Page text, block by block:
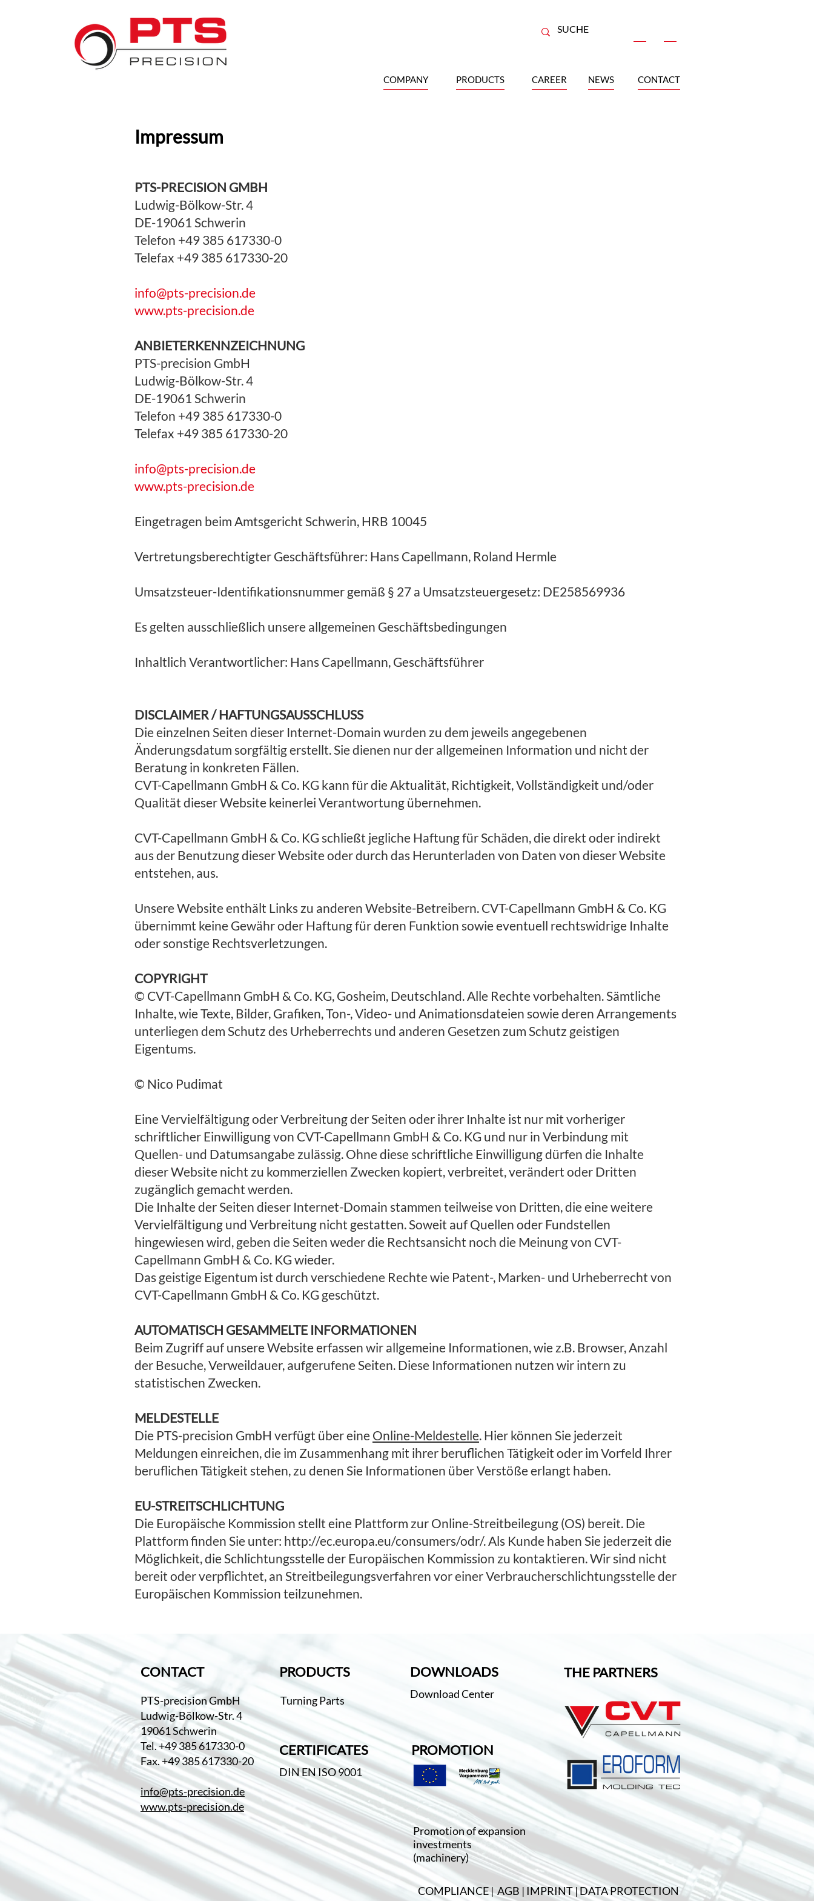
COMPANY PRODUCTS CAREER NEWS CONTACT
Impressum
PTS-PRECISION GMBH
Ludwig-Bölkow-Str. 4
DE-19061 Schwerin
Telefon +49 385 617330-0
Telefax +49 385 617330-20
info@pts-precision.de
www.pts-precision.de
ANBIETERKENNZEICHNUNG
PTS-precision GmbH
Ludwig-Bölkow-Str. 4
DE-19061 Schwerin
Telefon +49 385 617330-0
Telefax +49 385 617330-20
info@pts-precision.de
www.pts-precision.de
Eingetragen beim Amtsgericht Schwerin, HRB 10045
Vertretungsberechtigter Geschäftsführer: Hans Capellmann, Roland Hermle
Umsatzsteuer-Identifikationsnummer gemäß § 27 a Umsatzsteuergesetz: DE258569936
Es gelten ausschließlich unsere allgemeinen Geschäftsbedingungen
Inhaltlich Verantwortlicher: Hans Capellmann, Geschäftsführer
DISCLAIMER / HAFTUNGSAUSSCHLUSS
Die einzelnen Seiten dieser Internet-Domain wurden zu dem jeweils angegebenen
Änderungsdatum sorgfältig erstellt. Sie dienen nur der allgemeinen Information und nicht der
Beratung in konkreten Fällen.
CVT-Capellmann GmbH & Co. KG kann für die Aktualität, Richtigkeit, Vollständigkeit und/oder
Qualität dieser Website keinerlei Verantwortung übernehmen.
CVT-Capellmann GmbH & Co. KG schließt jegliche Haftung für Schäden, die direkt oder indirekt
aus der Benutzung dieser Website oder durch das Herunterladen von Daten von dieser Website
entstehen, aus.
Unsere Website enthält Links zu anderen Website-Betreibern. CVT-Capellmann GmbH & Co. KG
übernimmt keine Gewähr oder Haftung für deren Funktion sowie eventuell rechtswidrige Inhalte
oder sonstige Rechtsverletzungen.
COPYRIGHT
© CVT-Capellmann GmbH & Co. KG, Gosheim, Deutschland. Alle Rechte vorbehalten. Sämtliche
Inhalte, wie Texte, Bilder, Grafiken, Ton-, Video- und Animationsdateien sowie deren Arrangements
unterliegen dem Schutz des Urheberrechts und anderen Gesetzen zum Schutz geistigen
Eigentums.
© Nico Pudimat
Eine Vervielfältigung oder Verbreitung der Seiten oder ihrer Inhalte ist nur mit vorheriger
schriftlicher Einwilligung von CVT-Capellmann GmbH & Co. KG und nur in Verbindung mit
Quellen- und Datumsangabe zulässig. Ohne diese schriftliche Einwilligung dürfen die Inhalte
dieser Website nicht zu kommerziellen Zwecken kopiert, verbreitet, verändert oder Dritten
zugänglich gemacht werden.
Die Inhalte der Seiten dieser Internet-Domain stammen teilweise von Dritten, die eine weitere
Vervielfältigung und Verbreitung nicht gestatten. Soweit auf Quellen oder Fundstellen
hingewiesen wird, geben die Seiten weder die Rechtsansicht noch die Meinung von CVT-
Capellmann GmbH & Co. KG wieder.
Das geistige Eigentum ist durch verschiedene Rechte wie Patent-, Marken- und Urheberrecht von
CVT-Capellmann GmbH & Co. KG geschützt.
AUTOMATISCH GESAMMELTE INFORMATIONEN
Beim Zugriff auf unsere Website erfassen wir allgemeine Informationen, wie z.B. Browser, Anzahl
der Besuche, Verweildauer, aufgerufene Seiten. Diese Informationen nutzen wir intern zu
statistischen Zwecken.
MELDESTELLE
Die PTS-precision GmbH verfügt über eine Online-Meldestelle. Hier können Sie jederzeit
Meldungen einreichen, die im Zusammenhang mit ihrer beruflichen Tätigkeit oder im Vorfeld Ihrer
beruflichen Tätigkeit stehen, zu denen Sie Informationen über Verstöße erlangt haben.
EU-STREITSCHLICHTUNG
Die Europäische Kommission stellt eine Plattform zur Online-Streitbeilegung (OS) bereit. Die
Plattform finden Sie unter: http://ec.europa.eu/consumers/odr/. Als Kunde haben Sie jederzeit die
Möglichkeit, die Schlichtungsstelle der Europäischen Kommission zu kontaktieren. Wir sind nicht
bereit oder verpflichtet, an Streitbeilegungsverfahren vor einer Verbraucherschlichtungsstelle der
Europäischen Kommission teilzunehmen.
CONTACT
PTS-precision GmbH
Ludwig-Bölkow-Str. 4
19061 Schwerin
Tel. +49 385 617330-0
Fax. +49 385 617330-20
info@pts-precision.de
www.pts-precision.de
PRODUCTS
Turning Parts
CERTIFICATES
DIN EN ISO 9001
DOWNLOADS
Download Center
PROMOTION
Promotion of expansion
investments
(machinery)
THE PARTNERS
COMPLIANCE|AGB | IMPRINT|DATA PROTECTION